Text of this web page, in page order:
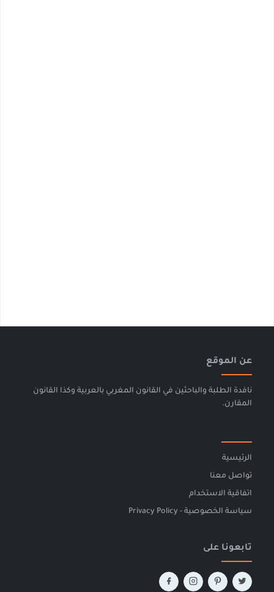
عن الموقع
نافدة الطلبة والباحثين في القانون المغربي بالعربية وكذا القانون
المقارن.
الرئيسية
تواصل معنا
اتفاقية الاستخدام
سياسة الخصوصية - Privacy Policy
تابعونا على